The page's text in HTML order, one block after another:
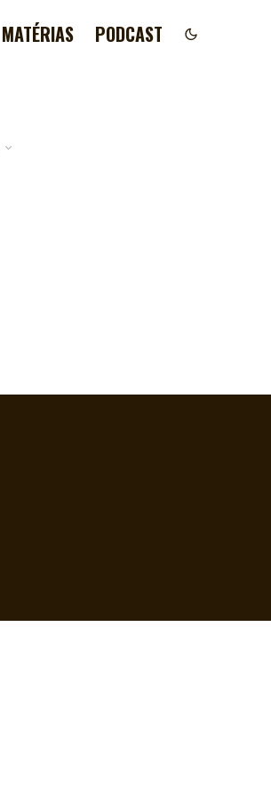
MATÉRIAS PODCAST